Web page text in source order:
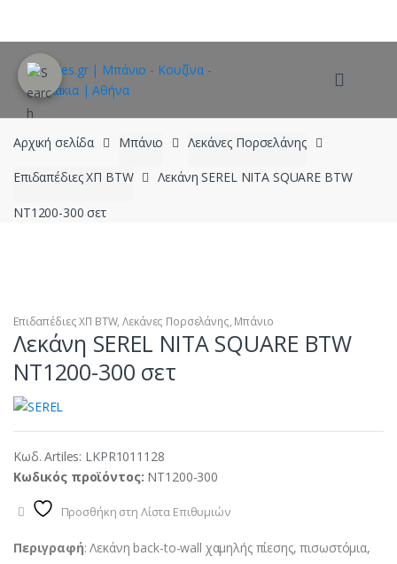
navigation
content
Αρχική σελίδα Μπάνιο Λεκάνες Πορσελάνης
Επιδαπέδιες ΧΠ BTW Λεκάνη SEREL NITA SQUARE BTW
NT1200-300 σετ
Επιδαπέδιες ΧΠ BTW,Λεκάνες Πορσελάνης, Μπάνιο
Λεκάνη SEREL NITA SQUARE BTW
NT1200-300 σετ
Κωδ. Artiles: LKPR1011128
Κωδικός προϊόντος: NT1200-300
Προσθήκη στη Λίστα Επιθυμιών
Περιγραφή: Λεκάνη back-to-wall χαμηλής πίεσης, πισωστόμια,